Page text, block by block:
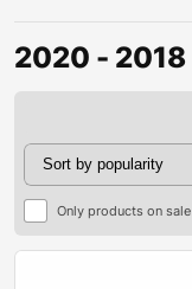
Only products on sale